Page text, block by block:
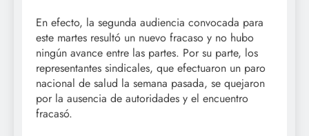
En efecto, la segunda audiencia convocada para
este martes resultó un nuevo fracaso y no hubo
ningún avance entre las partes. Por su parte, los
representantes sindicales, que efectuaron un paro
nacional de salud la semana pasada, se quejaron
por la ausencia de autoridades y el encuentro
fracasó.